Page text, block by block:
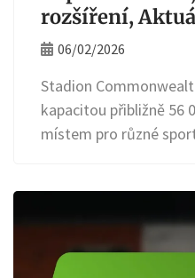
rozšíření,
06/02/2026
Stadion
kapacitou přibližně 56
místem pro různé